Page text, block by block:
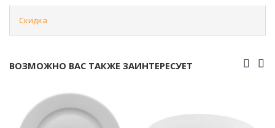
Скидка
ВОЗМОЖНО ВАС ТАКЖЕ ЗАИНТЕРЕСУЕТ